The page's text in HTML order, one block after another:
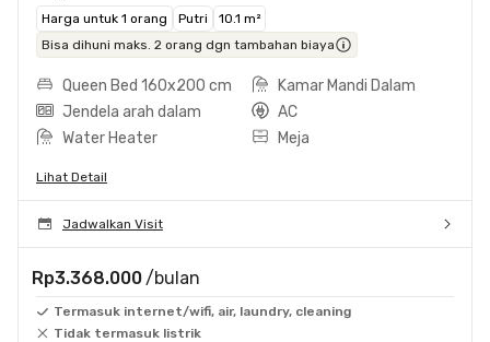
Harga untuk 1 orang Putri
10.1 m²
Bisa dihuni maks. 2 orang dgn tambahan biaya
Queen Bed 160x200 cm
Kamar Mandi Dalam
Jendela arah dalam
AC
Water Heater
Meja
Lihat Detail
Jadwalkan Visit
Rp3.368.000 /bulan
Termasuk internet/wifi, air, laundry, cleaning
Tidak termasuk listrik